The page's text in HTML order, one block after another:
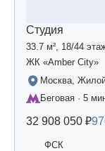
Студия
33.7 м², 18/44
ЖК «Amber Сity»
Москва,
Беговая · 5
32 908 050 ₽
ФСК